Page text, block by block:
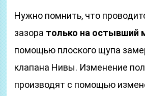
Нужно помнить, что
зазора только на остывший
помощью плоского щупа
клапана Нивы. Изменение
производят с помощью